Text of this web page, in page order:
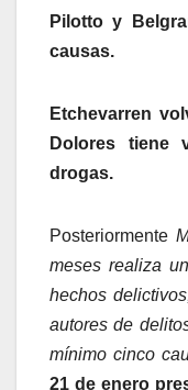
Pilotto y
causas.
Etchevarren
Dolores tiene
drogas.
Posteriormente
meses realiza
hechos
autores de
mínimo cinco
21 de enero